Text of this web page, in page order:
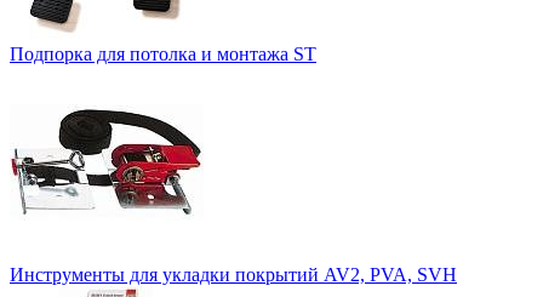
Подпорка для потолка и монтажа ST
Инструменты для укладки покрытий AV2, PVA, SVH